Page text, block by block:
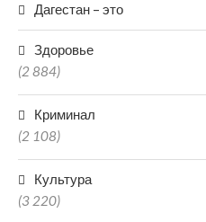
Дагестан – это
Здоровье
(2 884)
Криминал
(2 108)
Культура
(3 220)